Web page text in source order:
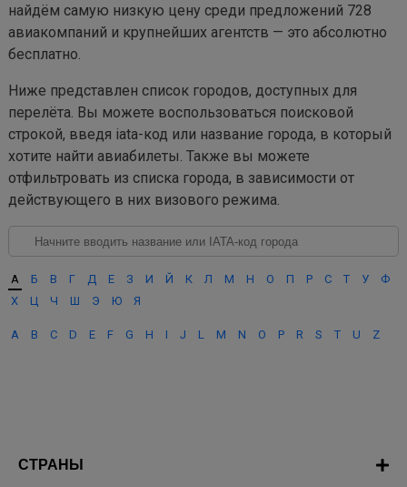
найдём самую низкую цену среди предложений 728
авиакомпаний и крупнейших агентств — это абсолютно
бесплатно.
Ниже представлен список городов, доступных для
перелёта. Вы можете воспользоваться поисковой
строкой, введя iata-код или название города, в который
хотите найти авиабилеты. Также вы можете
отфильтровать из списка города, в зависимости от
действующего в них визового режима.
А Б В Г Д Е З И Й К Л М Н О П Р С Т У
Ф
Х
Ц Ч Ш Э Ю Я
A B C D E F G H I J L M N O P R S T U Z
СТРАНЫ